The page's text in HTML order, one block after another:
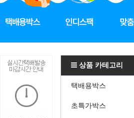
상품 카테고리
택배용박스
초특가박스